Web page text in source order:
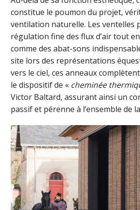
constitue le poumon du projet,
ventilation naturelle. Les ventelles
régulation fine des flux d’air tout
comme des abat-sons
site lors des représentations
vers le ciel, ces anneaux
le dispositif de « cheminée
Victor Baltard, assurant ainsi un
passif et pérenne à l’ensemble de